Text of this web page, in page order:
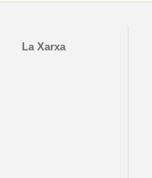
La Xarxa